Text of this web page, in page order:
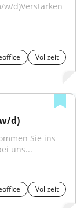
w/d)Verstärken
Vollzeit
d)
Sie ins
uns...
Vollzeit